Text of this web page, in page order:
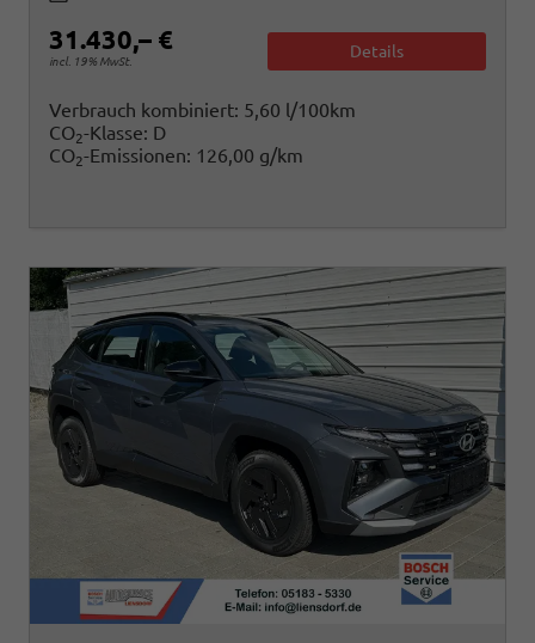
31.430,– €
incl. 19% MwSt.
Details
Verbrauch kombiniert: 5,60 l/100km
CO2-Klasse: D
CO2-Emissionen: 126,00 g/km